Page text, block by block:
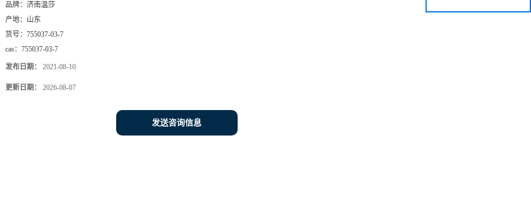
品牌： 济南温莎
产地： 山东
货号： 755037-03-7
cas： 755037-03-7
发布日期： 2021-08-10
更新日期： 2026-08-07
发送咨询信息